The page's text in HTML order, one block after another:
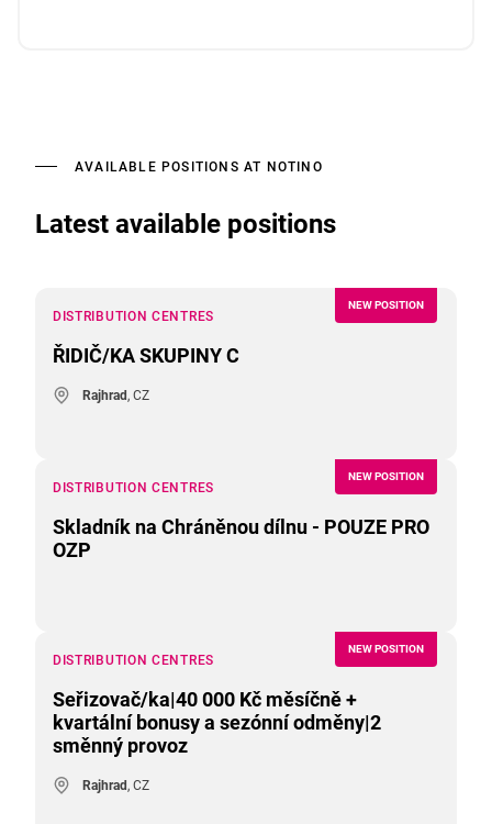
AVAILABLE POSITIONS AT NOTINO
Latest available positions
NEW POSITION
DISTRIBUTION CENTRES
ŘIDIČ/KA SKUPINY C
Rajhrad, CZ
NEW POSITION
DISTRIBUTION CENTRES
Skladník na Chráněnou dílnu - POUZE PRO
OZP
NEW POSITION
DISTRIBUTION CENTRES
Seřizovač/ka|40 000 Kč měsíčně +
kvartální bonusy a sezónní odměny|2
směnný provoz
Rajhrad, CZ